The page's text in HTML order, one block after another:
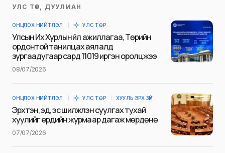
Таны имэйл хаягийг нийтлэхгүй.
тэмдэглэсэн
Сэтгэгдэл*
Name
УЛС ТӨР, ДУУЛИАН
ОНЦЛОХ НИЙТЛЭЛ УЛС ТӨР
Улсын Их Хурлын үйл ажиллагаа, Төрийн
ордонтой танилцах аялалд
зургаадугаар сард 11019 иргэн оролцжээ
08/07/2026
ОНЦЛОХ НИЙТЛЭЛ УЛС ТӨР ХУУЛЬ ЭРХ ЗҮЙ
Эрхтэн, эд, эс шилжүүлэн суулгах тухай
хуулийг ердийн журмаар дагаж мөрдөнө
07/07/2026